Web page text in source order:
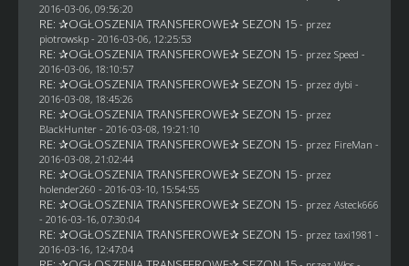
2016-03-06, 09:56:20
RE: ✰OGŁOSZENIA TRANSFEROWE✰ SEZON 15 - przez
piotrowskp- 2016-03-06, 12:25:53
RE: ✰OGŁOSZENIA TRANSFEROWE✰ SEZON 15 - przez Speed -
2016-03-06, 18:10:57
RE: ✰OGŁOSZENIA TRANSFEROWE✰ SEZON 15 - przez dybi -
2016-03-08, 18:45:26
RE: ✰OGŁOSZENIA TRANSFEROWE✰ SEZON 15 - przez
BlackHunter- 2016-03-08, 19:21:10
RE: ✰OGŁOSZENIA TRANSFEROWE✰ SEZON 15 - przez FireMan -
2016-03-08, 21:02:44
RE: ✰OGŁOSZENIA TRANSFEROWE✰ SEZON 15 - przez
holender260 - 2016-03-10, 15:54:55
RE: ✰OGŁOSZENIA TRANSFEROWE✰ SEZON 15 - przez Asteck666
- 2016-03-16, 07:30:04
RE: ✰OGŁOSZENIA TRANSFEROWE✰ SEZON 15 - przez taxi1981 -
2016-03-16, 12:47:04